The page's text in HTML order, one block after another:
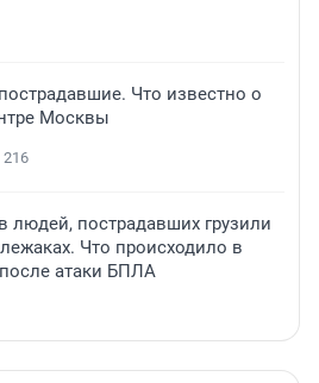
Что известно о
Москвы
216
людей, пострадавших грузили
Что происходило в
атаки БПЛА